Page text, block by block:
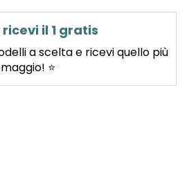
il 1 gratis
a scelta e ricevi quello più
⭐